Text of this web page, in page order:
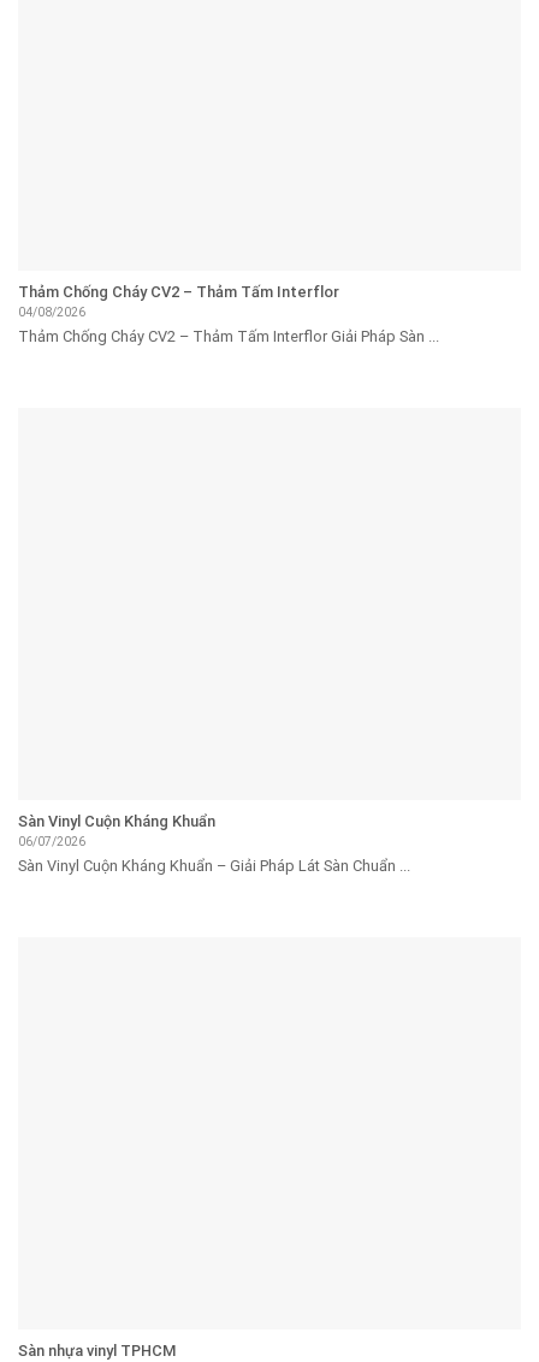
Thảm Chống Cháy CV2 – Thảm Tấm Interflor
04/08/2026
Thảm Chống Cháy CV2 – Thảm Tấm Interflor Giải Pháp Sàn ...
Sàn Vinyl Cuộn Kháng Khuẩn
06/07/2026
Sàn Vinyl Cuộn Kháng Khuẩn – Giải Pháp Lát Sàn Chuẩn ...
Sàn nhựa vinyl TPHCM